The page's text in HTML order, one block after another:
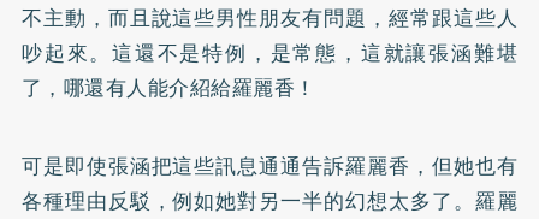
不主動，而且說這些男性朋友有問題，經常跟這些人
吵起來。這還不是特例，是常態，這就讓張涵難堪
了，哪還有人能介紹給羅麗香！
可是即使張涵把這些訊息通通告訴羅麗香，但她也有
各種理由反駁，例如她對另一半的幻想太多了。羅麗